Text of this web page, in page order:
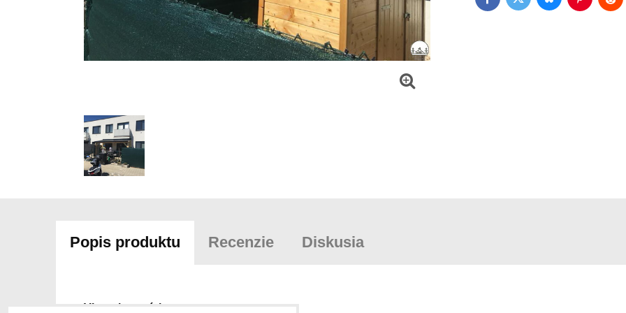
FacebookTwitter Pinterest
Popis produktu Recenzie Diskusia
Viac z kategórie